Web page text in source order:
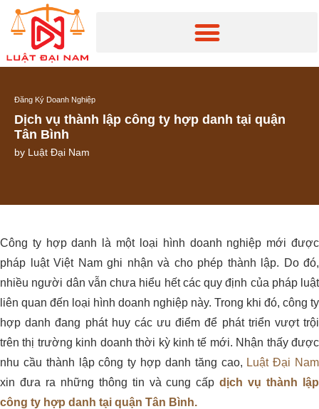
Đăng Ký Doanh Nghiệp
Dịch vụ thành lập công ty hợp danh tại quận
Tân Bình
by Luật Đại Nam
Công ty hợp danh là một loại hình doanh nghiệp mới được
pháp luật Việt Nam ghi nhận và cho phép thành lập. Do đó,
nhiều người dân vẫn chưa hiểu hết các quy định của pháp luật
liên quan đến loại hình doanh nghiệp này. Trong khi đó, công ty
hợp danh đang phát huy các ưu điểm để phát triển vượt trội
trên thị trường kinh doanh thời kỳ kinh tế mới. Nhận thấy được
nhu cầu thành lập công ty hợp danh tăng cao, Luật Đại Nam
xin đưa ra những thông tin và cung cấpdịch vụ thành lập
công ty hợp danh tại quận Tân Bình.